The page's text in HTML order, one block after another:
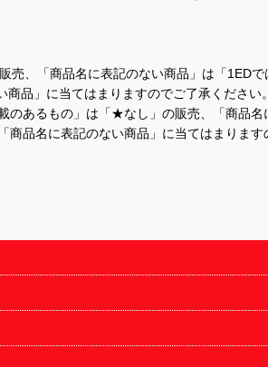
、「商品名に表記のない商品」は「1ED
品」に当てはまりますのでご了承ください。
あるもの」は「★なし」の販売、「商品
品名に表記のない商品」に当てはまります